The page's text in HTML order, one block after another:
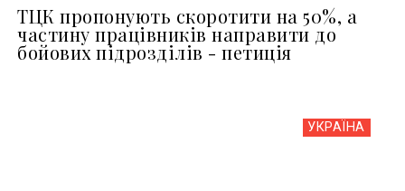
ТЦК пропонують скоротити на 50%, а
частину працівників направити до
бойових підрозділів - петиція
УКРАЇНА